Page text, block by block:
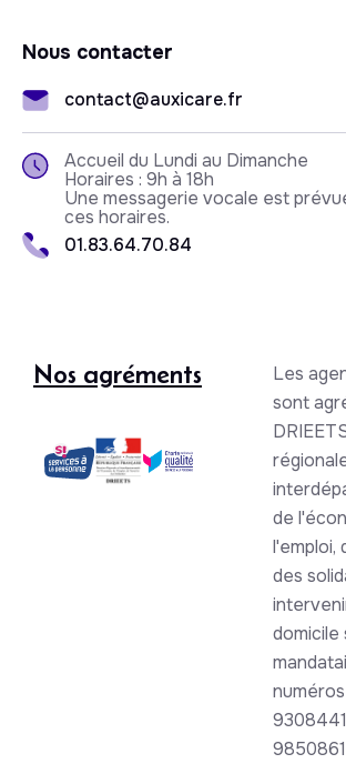
Nous contacter
contact@auxicare.fr
Accueil du Lundi au Dimanche
Horaires : 9h à 18h
Une messagerie vocale est
ces horaires.
01.83.64.70.84
Nos agréments
Les
sont
de
l'emploi,
des
domicile